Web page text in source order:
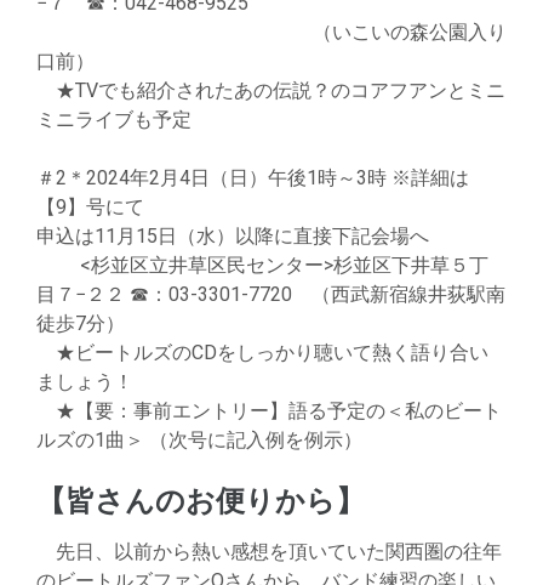
（いこいの森公園入り
口前）
★TVでも紹介されたあの伝説？のコアフアンとミニ
ミニライブも予定
＃2＊2024年2月4日（日）午後1時～3時 ※詳細は
【9】号にて
申込は11月15日（水）以降に直接下記会場へ
<杉並区立井草区民センター>杉並区下井草５丁
目７−２２ ☎：03-3301-7720 （西武新宿線井荻駅南
徒歩7分）
★ビートルズのCDをしっかり聴いて熱く語り合い
ましょう！
★【要：事前エントリー】語る予定の＜私のビート
ルズの1曲＞ （次号に記入例を例示）
【皆さんのお便りから】
先日、以前から熱い感想を頂いていた関西圏の往年